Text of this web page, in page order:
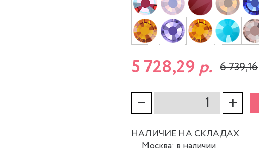
5 728,29 р. 6 739,16
– +
НАЛИЧИЕ НА СКЛАДАХ
Москва: в наличии